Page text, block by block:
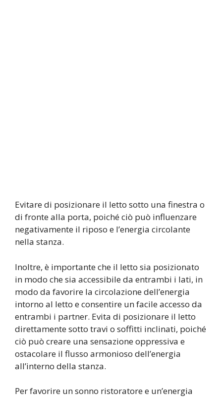
Evitare di posizionare il letto sotto una finestra o
di fronte alla porta, poiché ciò può influenzare
negativamente il riposo e l’energia circolante
nella stanza.
Inoltre, è importante che il letto sia posizionato
in modo che sia accessibile da entrambi i lati, in
modo da favorire la circolazione dell’energia
intorno al letto e consentire un facile accesso da
entrambi i partner. Evita di posizionare il letto
direttamente sotto travi o soffitti inclinati, poiché
ciò può creare una sensazione oppressiva e
ostacolare il flusso armonioso dell’energia
all’interno della stanza.
Per favorire un sonno ristoratore e un’energia